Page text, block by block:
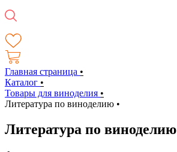
Главная страница •
Каталог •
Товары для виноделия •
Литература по виноделию •
Литература по виноделию